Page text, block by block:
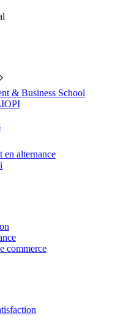
& Business School
en alternance
commerce